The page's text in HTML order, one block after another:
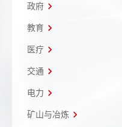
政府
教育
医疗
交通
电力
矿山与冶炼